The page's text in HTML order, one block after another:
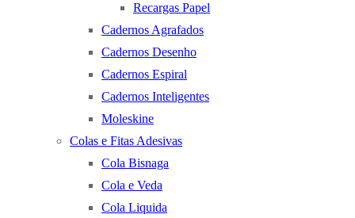
Recargas Papel
Cadernos Agrafados
Cadernos Desenho
Cadernos Espiral
Cadernos Inteligentes
Moleskine
Colas e Fitas Adesivas
Cola Bisnaga
Cola e Veda
Cola Liquida